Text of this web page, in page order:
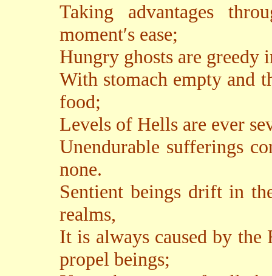
Taking advantages
moment′s ease;
Hungry ghosts are greedy
With stomach empty and
food;
Levels of Hells are ever
Unendurable sufferings
none.
Sentient beings drift in
realms,
It is always caused by
propel beings;